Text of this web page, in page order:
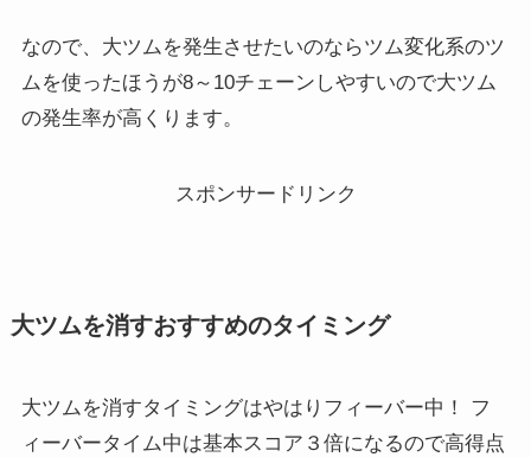
なので、大ツムを発生させたいのならツム変化系のツ
ムを使ったほうが8～10チェーンしやすいので大ツム
の発生率が高くります。
スポンサードリンク
大ツムを消すおすすめのタイミング
大ツムを消すタイミングはやはりフィーバー中！ フ
ィーバータイム中は基本スコア３倍になるので高得点